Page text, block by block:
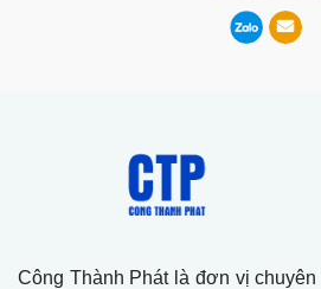
Công Thành Phát là đơn vị